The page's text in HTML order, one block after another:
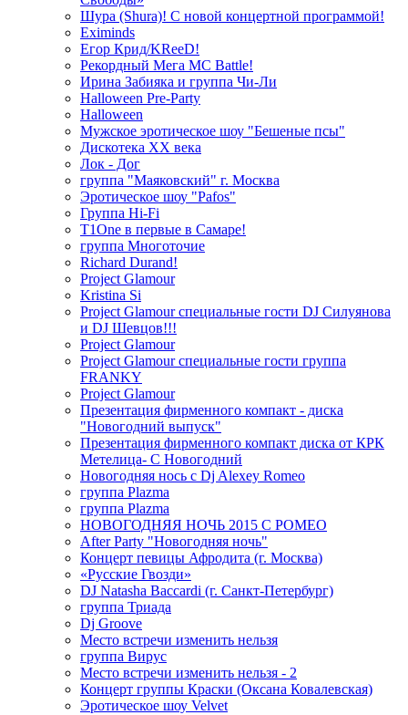
Шура (Shura)! С новой концертной программой!
Eximinds
Егор Крид/KReeD!
Рекордный Мега МС Battle!
Ирина Забияка и группа Чи-Ли
Halloween Pre-Party
Halloween
Мужское эротическое шоу "Бешеные псы"
Дискотека ХХ века
Лок - Дог
группа "Маяковский" г. Москва
Эротическое шоу "Pafos"
Группа Hi-Fi
T1One в первые в Самаре!
группа Многоточие
Richard Durand!
Project Glamour
Kristina Si
Project Glamour специальные гости DJ Силуянова
и DJ Шевцов!!!
Project Glamour
Project Glamour специальные гости группа
FRANKY
Project Glamour
Презентация фирменного компакт - диска
"Новогодний выпуск"
Презентация фирменного компакт диска от КРК
Метелица- С Новогодний
Новогодняя нось с Dj Alexey Romeo
группа Plazma
группа Plazma
НОВОГОДНЯЯ НОЧЬ 2015 C РОМЕО
After Party "Новогодняя ночь"
Концерт певицы Афродита (г. Москва)
«Русские Гвозди»
DJ Natasha Baccardi (г. Санкт-Петербург)
группа Триада
Dj Groove
Место встречи изменить нельзя
группа Вирус
Место встречи изменить нельзя - 2
Концерт группы Краски (Оксана Ковалевская)
Эротическое шоу Velvet